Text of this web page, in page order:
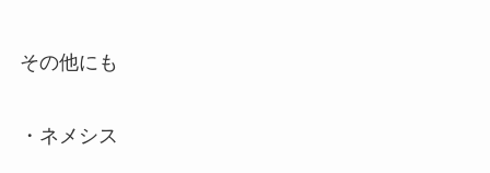
その他にも
・ネメシス